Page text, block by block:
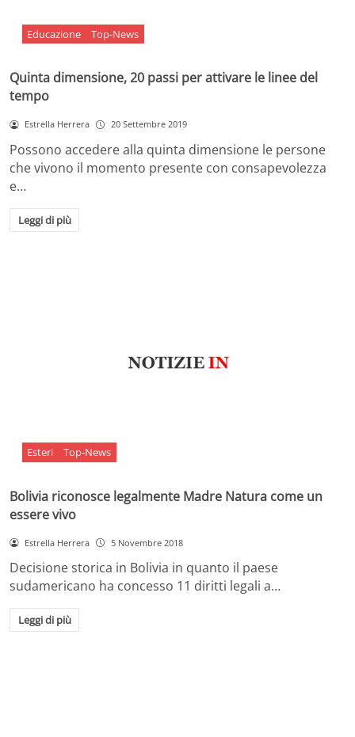
Educazione Top-News
Quinta dimensione, 20 passi per attivare le linee del
tempo
Estrella Herrera 20 Settembre 2019
Possono accedere alla quinta dimensione le persone
che vivono il momento presente con consapevolezza
e…
Leggi di più
Esteri Top-News
Bolivia riconosce legalmente Madre Natura come un
essere vivo
Estrella Herrera 5 Novembre 2018
Decisione storica in Bolivia in quanto il paese
sudamericano ha concesso 11 diritti legali a…
Leggi di più